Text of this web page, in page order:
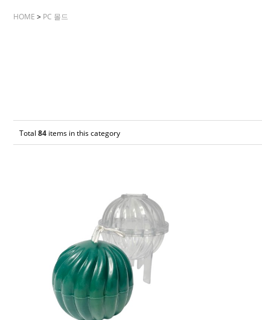
HOME > PC 몰드
Total 84 items in this category